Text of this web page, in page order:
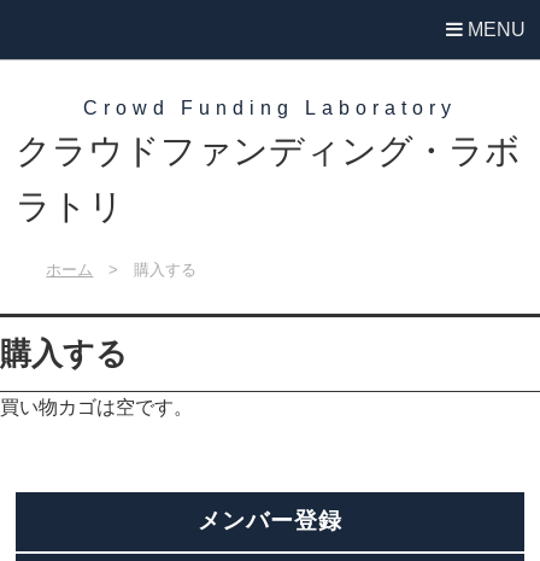
MENU
Crowd Funding Laboratory
クラウドファンディング・ラボ
ラトリ
ホーム > 購入する
購入する
買い物カゴは空です。
メンバー登録